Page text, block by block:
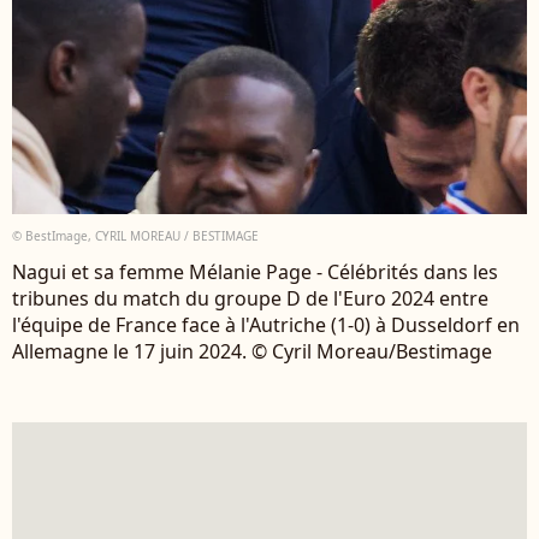
© BestImage, CYRIL MOREAU / BESTIMAGE
Nagui et sa femme Mélanie Page - Célébrités dans les
tribunes du match du groupe D de l'Euro 2024 entre
l'équipe de France face à l'Autriche (1-0) à Dusseldorf en
Allemagne le 17 juin 2024. © Cyril Moreau/Bestimage